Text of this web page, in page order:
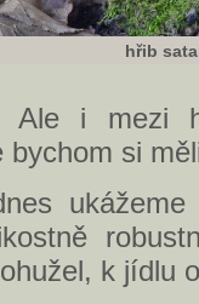
hřib
Ale i mezi
si
k jídlu